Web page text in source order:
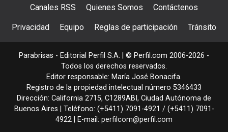
Canales RSS Quienes Somos Contáctenos
Privacidad Equipo Reglas de participación Tránsito
Parabrisas - Editorial Perfil S.A. | © Perfil.com 2006-2026 -
Todos los derechos reservados.
Editor responsable: María José Bonacifa.
Registro de la propiedad intelectual número 5346433
Dirección: California 2715, C1289ABI , Ciudad Autónoma de
Buenos Aires | Teléfono: (+5411) 7091-4921 / (+5411) 7091-
4922 | E-mail: perfilcom@perfil.com